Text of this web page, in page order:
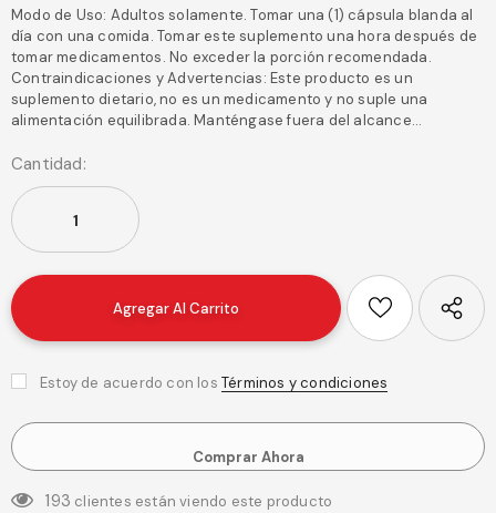
Modo de Uso: Adultos solamente. Tomar una (1) cápsula blanda al
día con una comida. Tomar este suplemento una hora después de
tomar medicamentos. No exceder la porción recomendada.
Contraindicaciones y Advertencias: Este producto es un
suplemento dietario, no es un medicamento y no suple una
alimentación equilibrada. Manténgase fuera del alcance...
Cantidad:
Estoy de acuerdo con los Términos y condiciones
Comprar Ahora
193 clientes están viendo este producto